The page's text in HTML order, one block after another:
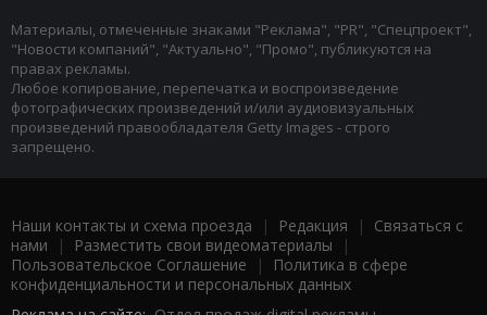
Материалы, отмеченные знаками "Реклама", "PR", "Спецпроект",
"Новости компаний", "Актуально", "Промо", публикуются на
правах рекламы.
Любое копирование, перепечатка и воспроизведение
фотографических произведений и/или аудиовизуальных
произведений правообладателя Getty Images - строго
запрещено.
Наши контакты и схема проезда | Редакция | Связаться с
нами | Разместить свои видеоматериалы |
Пользовательское Соглашение |
Политика в сфере
конфиденциальности и персональных данных